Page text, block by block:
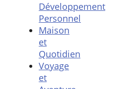
Développement
Personnel
Maison
et
Quotidien
Voyage
et